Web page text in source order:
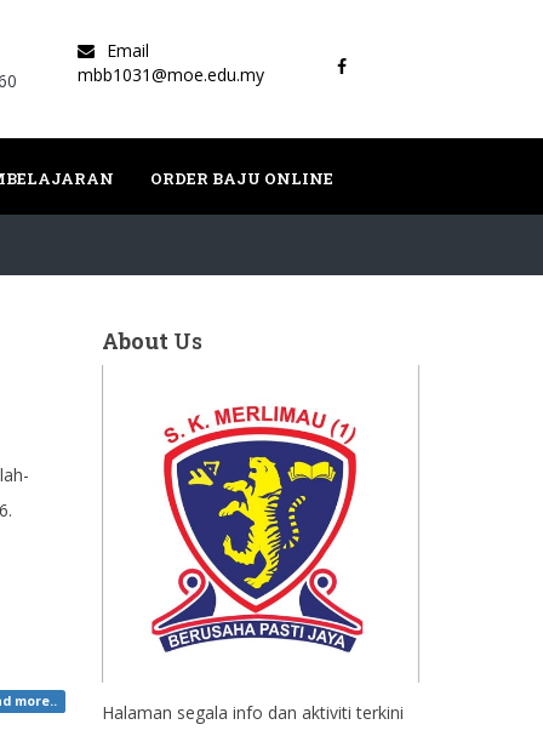
Email
mbb1031@moe.edu.my
ORDER BAJU ONLINE
more..
AboutUs
Halaman segala info dan aktiviti terkini